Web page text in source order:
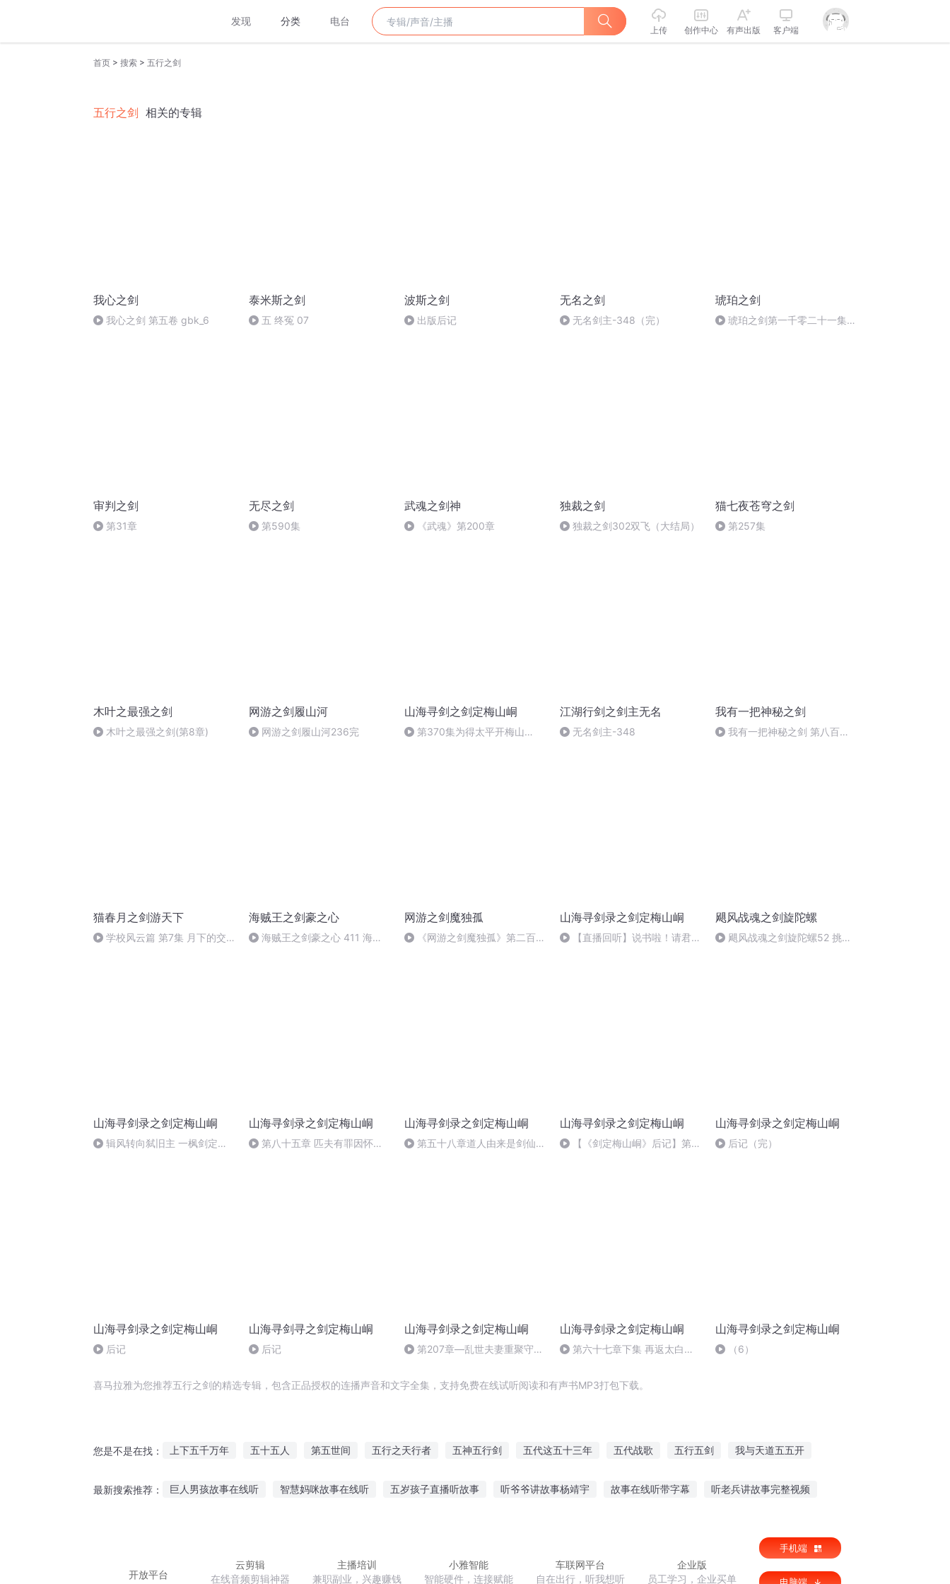
发现 分类 电台
上传 创作中心 有声出版 客户端
首页 > 搜索 > 五行之剑
五行之剑 相关的专辑
我心之剑
我心之剑 第五卷 gbk_6
泰米斯之剑
五 终冤 07
波斯之剑
出版后记
无名之剑
无名剑主-348（完）
琥珀之剑
琥珀之剑第一千零二十一集
审判之剑
第31章
无尽之剑
第590集
武魂之剑神
《武魂》第200章
独裁之剑
独裁之剑302双飞（大结局）
猫七夜苍穹之剑
第257集
木叶之最强之剑
木叶之最强之剑(第8章)
网游之剑履山河
网游之剑履山河236完
山海寻剑之剑定梅山峒
第370集为得太平开梅山
江湖行剑之剑主无名
无名剑主-348
我有一把神秘之剑
我有一把神秘之剑 第八百八
猫春月之剑游天下
学校风云篇 第7集 月下的交
海贼王之剑豪之心
海贼王之剑豪之心 411 海贼
网游之剑魔独孤
《网游之剑魔独孤》第二百八
山海寻剑录之剑定梅山峒
【直播回听】说书啦！请君入
飓风战魂之剑旋陀螺
飓风战魂之剑旋陀螺52 挑战
山海寻剑录之剑定梅山峒
辑风转向弑旧主 一枫剑定梅
山海寻剑录之剑定梅山峒
第八十五章 匹夫有罪因怀璧
山海寻剑录之剑定梅山峒
第五十八章道人由来是剑仙，
山海寻剑录之剑定梅山峒
【《剑定梅山峒》后记】第二
山海寻剑录之剑定梅山峒
后记（完）
山海寻剑录之剑定梅山峒
后记
山海寻剑寻之剑定梅山峒
后记
山海寻剑录之剑定梅山峒
第207章—乱世夫妻重聚守
山海寻剑录之剑定梅山峒
第六十七章下集 再返太白遇
山海寻剑录之剑定梅山峒
（6）
喜马拉雅为您推荐五行之剑的精选专辑，包含正品授权的连播声音和文字全集，支持免费在线试听阅读和有声书MP3打包下载。
您是不是在找： 上下五千万年 五十五人 第五世间 五行之天行者 五神五行剑 五代这五十三年 五代战歌 五行五剑 我与天道五五开
最新搜索推荐： 巨人男孩故事在线听 智慧妈咪故事在线听 五岁孩子直播听故事 听爷爷讲故事杨靖宇 故事在线听带字幕 听老兵讲故事完整视频
开放平台
云剪辑
在线音频剪辑神器
主播培训
兼职副业，兴趣赚钱
小雅智能
智能硬件，连接赋能
车联网平台
自在出行，听我想听
企业版
员工学习，企业买单
手机端